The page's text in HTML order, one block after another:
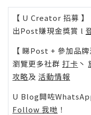
【 U Creator 招募 】
出Post賺現金獎賞 l
【 睇Post + 參加品牌
瀏覽更多社群 打卡 丶
攻略及 活動情報
U Blog開咗
Follow 我哋 ！